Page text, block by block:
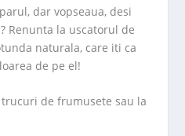
dar vopseaua, desi
Renunta la uscatorul de
naturala, care iti ca
de pe el!
trucuri de frumusete sau la